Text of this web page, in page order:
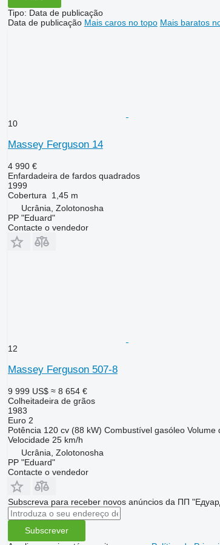
Tipo: Data de publicação
Data de publicação Mais caros no topo Mais baratos
10
Massey Ferguson 14
4 990 €
Enfardadeira de fardos quadrados
1999
Cobertura
1,45 m
Ucrânia, Zolotonosha
PP "Eduard"
Contacte o vendedor
12
Massey Ferguson 507-8
9 999 US$ ≈ 8 654 €
Colheitadeira de grãos
1983
Euro 2
Potência 120 cv (88 kW) Combustível gasóleo Volume
Velocidade 25 km/h
Ucrânia, Zolotonosha
PP "Eduard"
Contacte o vendedor
Subscreva para receber novos anúncios da ПП
Subscrever